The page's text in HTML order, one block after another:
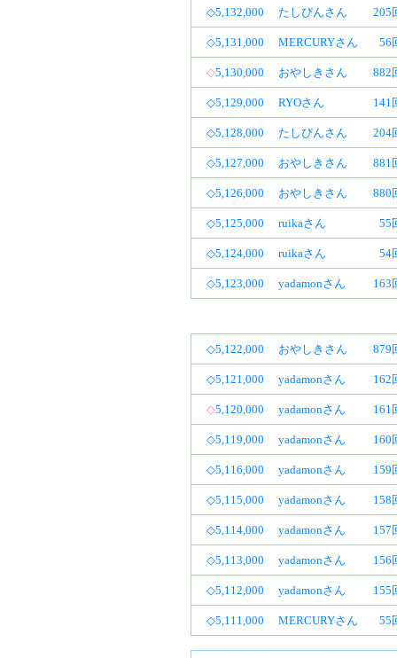
◇5,132,000 たしぴんさん 205
◇5,131,000 MERCURYさん 56
◇5,130,000 おやしきさん 882
◇5,129,000 RYOさん 141
◇5,128,000 たしぴんさん 204
◇5,127,000 おやしきさん 881
◇5,126,000 おやしきさん 880
◇5,125,000 ruikaさん 55
◇5,124,000 ruikaさん 54
◇5,123,000 yadamonさん 163
◇5,122,000 おやしきさん 879
◇5,121,000 yadamonさん 162
◇5,120,000 yadamonさん 161
◇5,119,000 yadamonさん 160
◇5,116,000 yadamonさん 159
◇5,115,000 yadamonさん 158
◇5,114,000 yadamonさん 157
◇5,113,000 yadamonさん 156
◇5,112,000 yadamonさん 155
◇5,111,000 MERCURYさん 55